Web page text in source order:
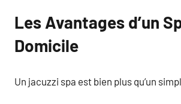
Les Avantages d’un
Domicile
Un jacuzzi spa est bien plus qu’un